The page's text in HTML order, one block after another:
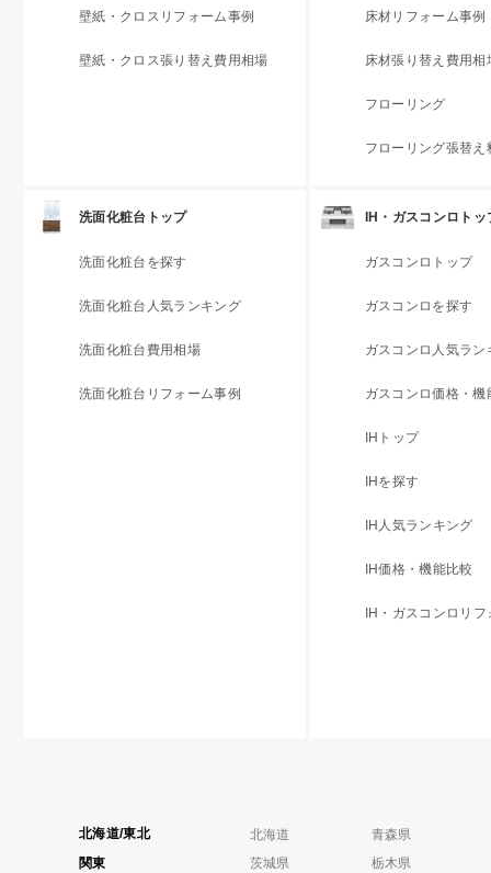
壁紙・クロスリフォーム事例
壁紙・クロス張り替え費用相場
床材リフォーム事例
床材張り替え費用相
フローリング
フローリング張替え
洗面化粧台トップ
洗面化粧台を探す
洗面化粧台人気ランキング
洗面化粧台費用相場
洗面化粧台リフォーム事例
IH・ガスコンロトッ
ガスコンロトップ
ガスコンロを探す
ガスコンロ人気ラン
ガスコンロ価格・機
IHトップ
IHを探す
IH人気ランキング
IH価格・機能比較
IH・ガスコンロリフ
北海道/東北 北海道
青森県
関東
茨城県 栃木県